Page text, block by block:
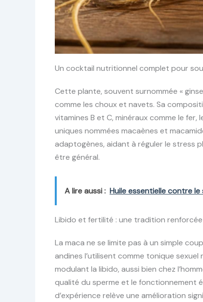
Un cocktail nutritionnel complet pour
Cette plante, souvent surnommée «
comme les choux et navets. Sa
vitamines B et C, minéraux comme le
uniques nommées macaènes et
adaptogènes, aidant à réguler le stress
être général.
A lire aussi : Huile essentielle contre
Libido et fertilité : une tradition
La maca ne se limite pas à un simple
andines l’utilisent comme tonique
modulant la libido, aussi bien chez
qualité du sperme et le fonctionnement
d’expérience relève une amélioration